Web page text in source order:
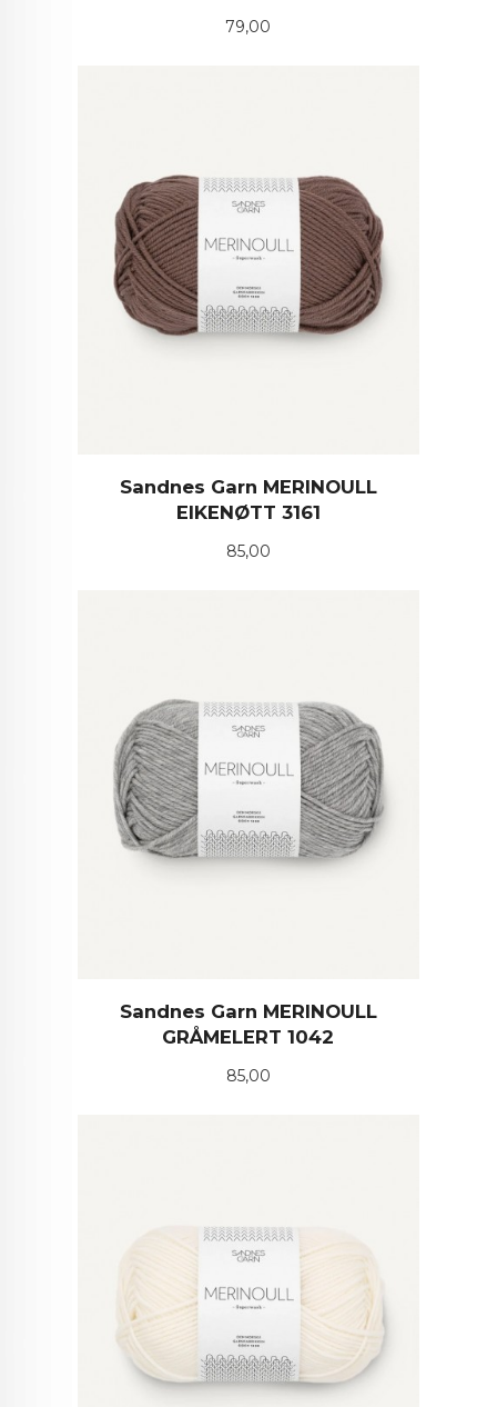
Pris
79,00
Sandnes Garn MERINOULL
EIKENØTT 3161
Pris
85,00
Sandnes Garn MERINOULL
GRÅMELERT 1042
Pris
85,00